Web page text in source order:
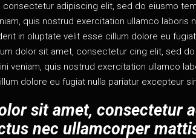
consec­te­tur adi­pis­cing elit, sed do eius­mo
quis nos­trud exer­ci­ta­tion ullam­co labo­ris
in olup­tate velit esse cil­lum dolore eu
dolor sit amet, consec­te­tur cing elit, sed
veniam, quis nos­trud exer­ci­ta­tion ullam­co
dolore eu fugiat nul­la paria­tur excep­teur
sit amet, consec­te­tur
nec ullam­cor­per